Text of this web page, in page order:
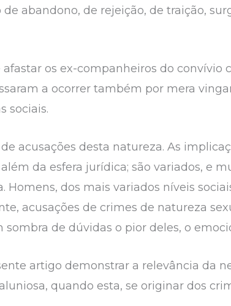
abandono, de rejeição, de traição,
os ex-companheiros do convívio
a ocorrer também por mera
sociais.
acusações desta natureza. As
da esfera jurídica; são variados, e
Homens, dos mais variados níveis
acusações de crimes de natureza
de dúvidas o pior deles, o
artigo demonstrar a relevância da
quando esta, se originar dos